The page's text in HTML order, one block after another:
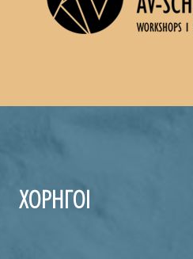
ΧΟΡΗΓΟΙ